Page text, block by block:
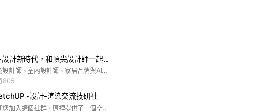
AI+設計新時代，和頂尖設計師一起成長 ｜Ai設計 ｜自動化｜comyfui工作流｜未來裝修圖說
專為設計師、室內設計師、家居品牌與AI愛好者打造的專業社群。在這裡，我們分享最新的 AI 室內設計工具、案例、技術趨勢，並探討如何利用 AI 提升設計效率、創造更具競爭力的作品。 無論你是剛開始了解 AI，還是已經在使用 AI 輔助設計，這裡都是你的最佳交流平台。讓我們一起探索 AI 在設計領域的無限可能！ #ai室內設計 #Ai建築設計 #Stable diffusion
805
-設計-渲染交流技研社
歡迎您加入這個社群、這裡提供了一個空間讓、設計、渲染、交流使用平台、請勿張貼廣告、直播分享、感謝大家！